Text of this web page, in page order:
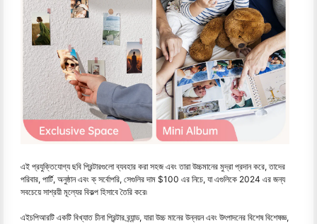
এই প্রযুক্তিযোগ্য ছবি প্রিন্টারগুলো ব্যবহার করা সহজ এবং তারা উচ্চমানের মুদ্রা প্রদান করে, তাদের
পরিবার, পার্টি, অনুষ্ঠান এবং ক্ সর্বোপরি, সেগুলির দাম $100 এর নিচে, যা এগুলিকে 2024 এর জন্য
সবচেয়ে সাশ্রয়ী মূল্যের বিকল্প হিসাবে তৈরি করে৷
এইচপিআরটি একটি বিখ্যাত চীনা প্রিন্টার ব্র্যান্ড, যারা উচ্চ মানের উন্নয়ন এবং উৎপাদনের বিশেষ বিশেষজ্ঞ,